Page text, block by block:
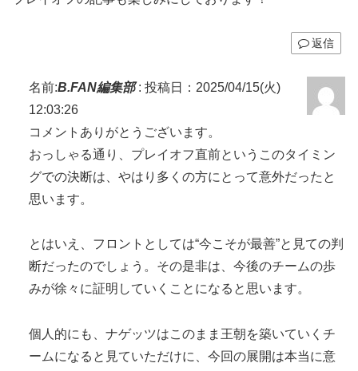
返信
名前:B.FAN編集部: 投稿日：2025/04/15(火)
12:03:26
コメントありがとうございます。
おっしゃる通り、プレイオフ直前というこのタイミン
グでの決断は、やはり多くの方にとって意外だったと
思います。
とはいえ、フロントとしては“今こそが最善”と見ての判
断だったのでしょう。その是非は、今後のチームの歩
みが徐々に証明していくことになると思います。
個人的にも、ナゲッツはこのまま王朝を築いていくチ
ームになると見ていただけに、今回の展開は本当に意